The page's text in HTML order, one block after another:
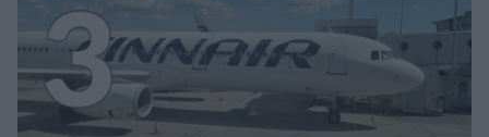
3